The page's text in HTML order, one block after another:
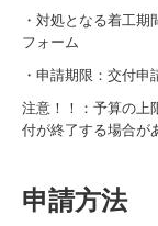
給湯省エネ支援
みらいエコ住
・対処となる着工期
フォーム
・申請期限：交付
注意！！：予算の上
付が終了する場合が
申請方法